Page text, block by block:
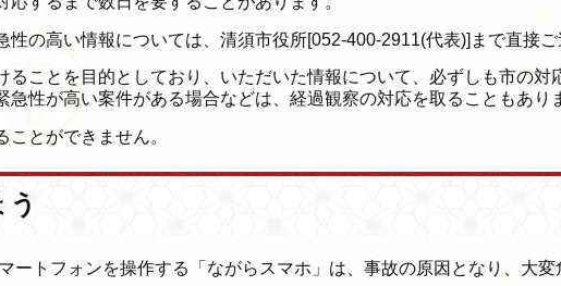
の高い情報については、清須市役所[052-400-2911(代表)]まで直接ご
ることを目的としており、いただいた情報について、必ずしも市の
性が高い案件がある場合などは、経過観察の対応を取ることもあり
とができません。
ートフォンを操作する「ながらスマホ」は、事故の原因となり、大